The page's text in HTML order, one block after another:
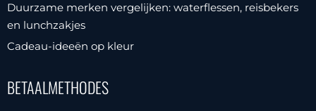
Duurzame merken vergelijken: waterflessen, reisbekers
en lunchzakjes
Cadeau-ideeën op kleur
BETAALMETHODES